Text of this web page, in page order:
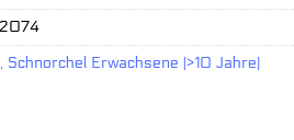
Schnorchel Erwachsene (>10 Jahre)